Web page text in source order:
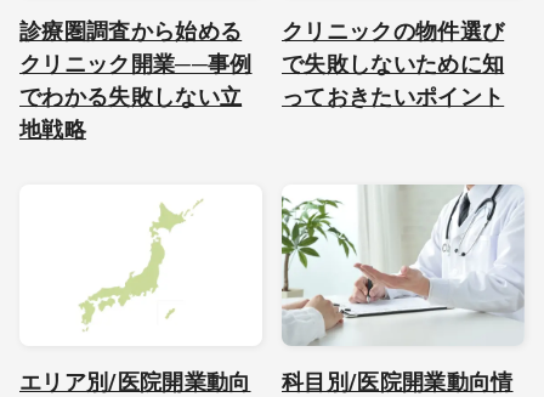
診療圏調査から始める
クリニック開業──事例
でわかる失敗しない立
地戦略
クリニックの物件選び
で失敗しないために知
っておきたいポイント
エリア別/医院開業動向
科目別/医院開業動向情